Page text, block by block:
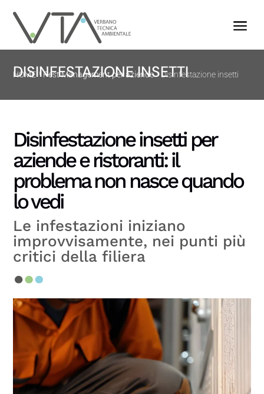
a
DISINFESTAZIONE INSETTI
HOME Pest Management per aziende Disinfestazione insetti
Disinfestazione insetti per
aziende e ristoranti: il
problema non nasce quando
lo vedi
Le infestazioni iniziano
improvvisamente, nei punti più
critici della filiera